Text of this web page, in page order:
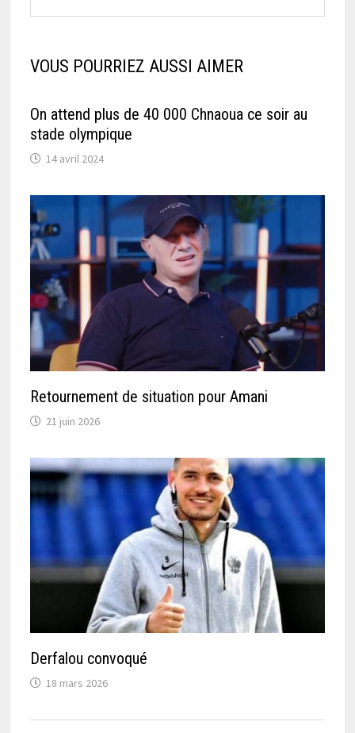
VOUS POURRIEZ AUSSI AIMER
On attend plus de 40 000 Chnaoua ce soir au
stade olympique
14 avril 2024
Retournement de situation pour Amani
21 juin 2026
Derfalou convoqué
18 mars 2026